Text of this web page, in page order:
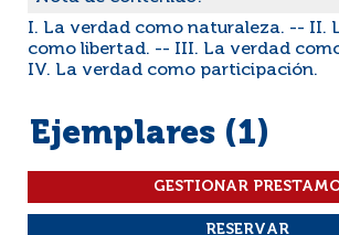
I. La verdad como naturaleza. -- II.
como libertad. -- III. La verdad
IV. La verdad como participación.
Ejemplares (1)